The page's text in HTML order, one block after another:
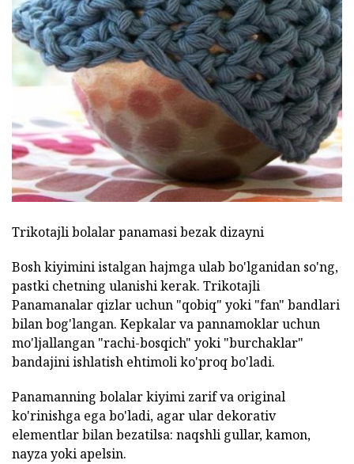
Trikotajli bolalar panamasi bezak dizayni
Bosh kiyimini istalgan hajmga ulab bo'lganidan so'ng,
pastki chetning ulanishi kerak. Trikotajli
Panamanalar qizlar uchun "qobiq" yoki "fan" bandlari
bilan bog'langan. Kepkalar va pannamoklar uchun
mo'ljallangan "rachi-bosqich" yoki "burchaklar"
bandajini ishlatish ehtimoli ko'proq bo'ladi.
Panamanning bolalar kiyimi zarif va original
ko'rinishga ega bo'ladi, agar ular dekorativ
elementlar bilan bezatilsa: naqshli gullar, kamon,
nayza yoki apelsin.